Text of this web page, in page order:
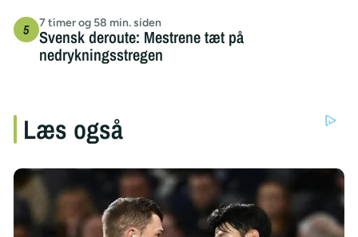
7 timer og 58 min. siden
Svensk deroute: Mestrene tæt på
nedrykningsstregen